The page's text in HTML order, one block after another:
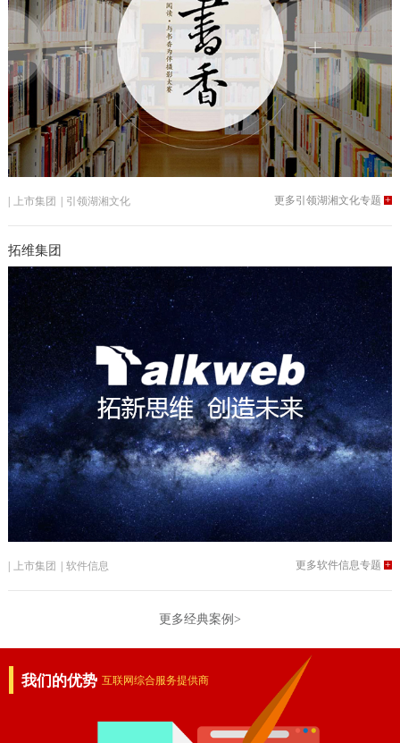
上市集团 引领湖湘文化 更多引领湖湘文化专题+
拓维集团
上市集团 软件信息 更多软件信息专题 +
更多经典案例>
我们的优势 互联网综合服务提供商